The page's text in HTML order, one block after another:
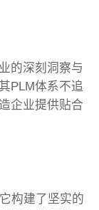
的深刻洞察与
PLM体系不追
企业提供贴合
构建了坚实的